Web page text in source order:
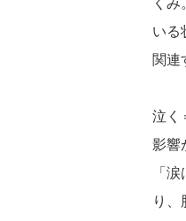
く
いる
関連
泣く
影響
「
り